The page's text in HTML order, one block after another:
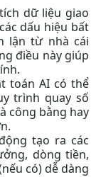
dữ liệu giao
dấu hiệu bất
lận từ nhà cái
điều này giúp
toán AI có thể
trình quay số
công bằng hay
tạo ra các
dòng tiền,
có) dễ dàng